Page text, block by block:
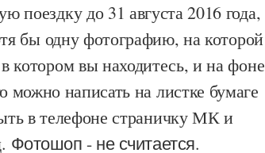
поездку до 31 августа 2016 года,
бы одну фотографию, на которой
котором вы находитесь, и на фоне
написать на листке бумаге
в телефоне страничку МК и
Фотошоп - не считается.